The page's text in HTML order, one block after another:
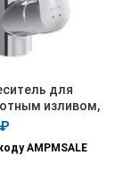
для
изливом,
₽
AMPMSALE